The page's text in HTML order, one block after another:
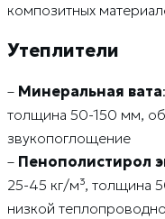
композитных
Утеплители
– Минеральная вата
толщина 50-150 мм,
звукопоглощение
– Пенополистирол
25-45 кг/м³, толщина
низкой